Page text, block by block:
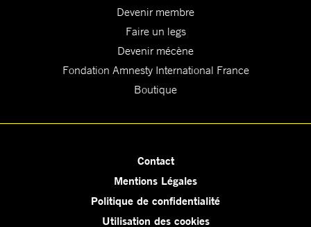
Devenir membre
Faire un legs
Devenir mécène
Fondation Amnesty International France
Boutique
Contact
Mentions Légales
Politique de confidentialité
Utilisation des cookies